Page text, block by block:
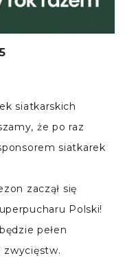
siatkarskich
że po raz
siatkarek
zaczął się
Polski!
pełen